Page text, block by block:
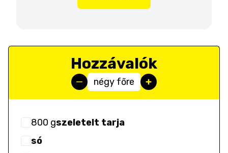
Hozzávalók
négy főre
800 gszeletelt tarja
só